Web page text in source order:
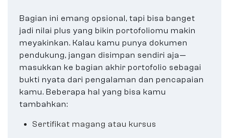
Bagian ini emang opsional, tapi bisa banget
jadi nilai plus yang bikin portofoliomu makin
meyakinkan. Kalau kamu punya dokumen
pendukung, jangan disimpan sendiri aja—
masukkan ke bagian akhir portofolio sebagai
bukti nyata dari pengalaman dan pencapaian
kamu. Beberapa hal yang bisa kamu
tambahkan:
Sertifikat magang atau kursus